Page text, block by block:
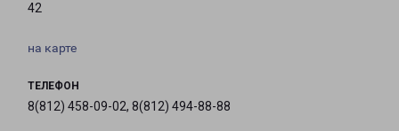
42
на карте
ТЕЛЕФОН
8(812) 458-09-02, 8(812) 494-88-88